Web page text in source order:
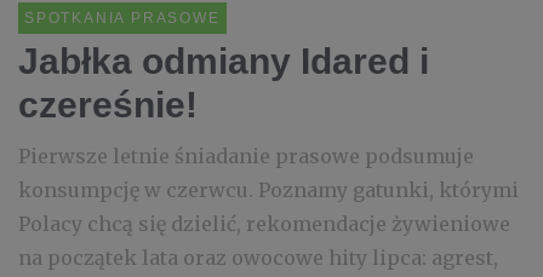
SPOTKANIA PRASOWE
Jabłka odmiany Idared i
czereśnie!
Pierwsze letnie śniadanie prasowe podsumuje
konsumpcję w czerwcu. Poznamy gatunki, którymi
Polacy chcą się dzielić, rekomendacje żywieniowe
na początek lata oraz owocowe hity lipca: agrest,